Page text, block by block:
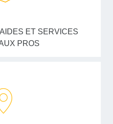
ET SERVICES
PROS